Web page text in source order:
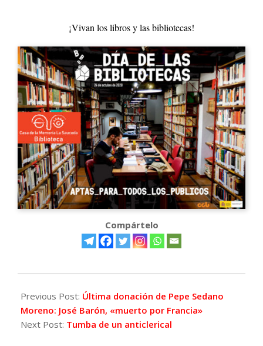
¡Vivan los libros y las bibliotecas!
Compártelo
10-
23
Previous Post: Última donación de Pepe Sedano
Moreno: José Barón, «muerto por Francia»
Next Post: Tumba de un anticlerical